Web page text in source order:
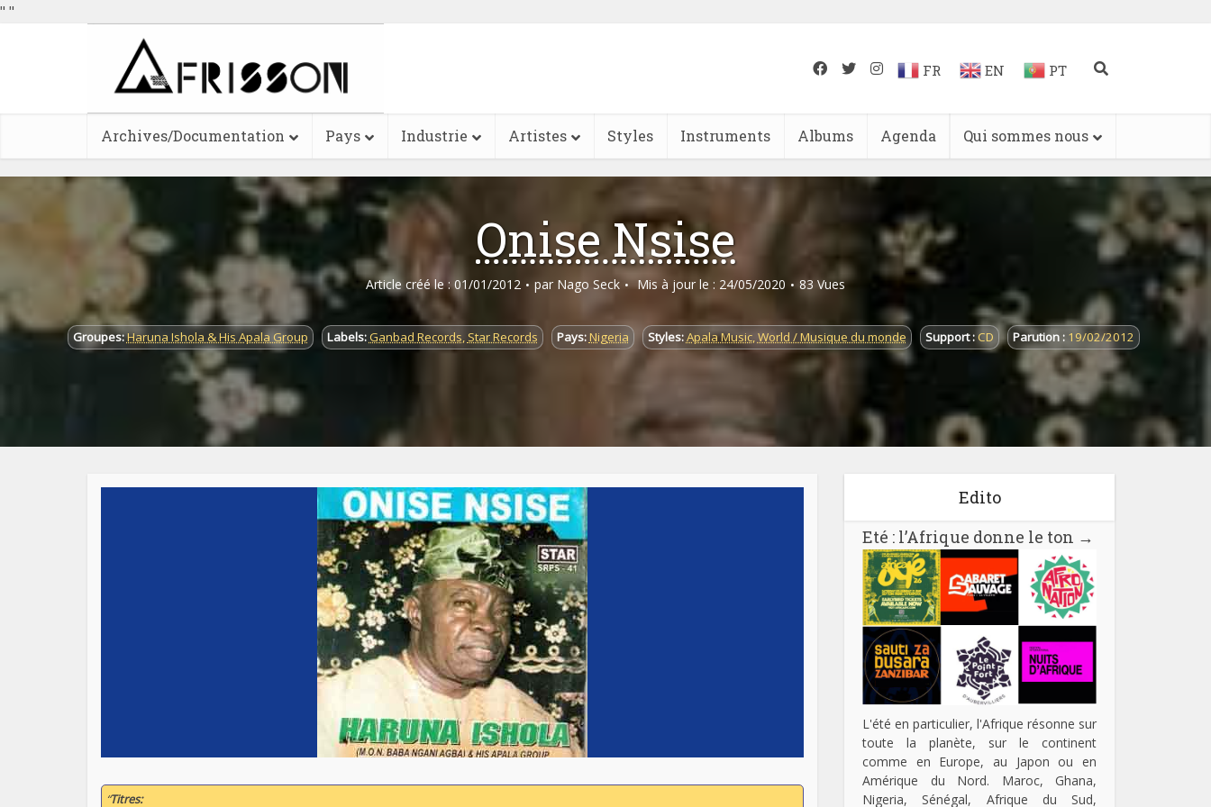
" "
FR EN PT
Archives/Documentation Pays Industrie Artistes Styles Instruments Albums Agenda Qui sommes nous
Onise Nsise
Article créé le : 01/01/2012 par Nago Seck Mis à jour le : 24/05/2020 83 Vues
Groupes:Haruna Ishola & His Apala Group Labels:Ganbad Records, Star Records Pays:Nigeria Styles:Apala Music,World / Musique du monde Support :CD Parution : 19/02/2012
“Titres:
Edito
Eté : l’Afrique donne le ton →
L'été en particulier, l'Afrique résonne sur
toute la planète, sur le continent
comme en Europe, au Japon ou en
Amérique du Nord. Maroc, Ghana,
Nigeria, Sénégal, Afrique du Sud,